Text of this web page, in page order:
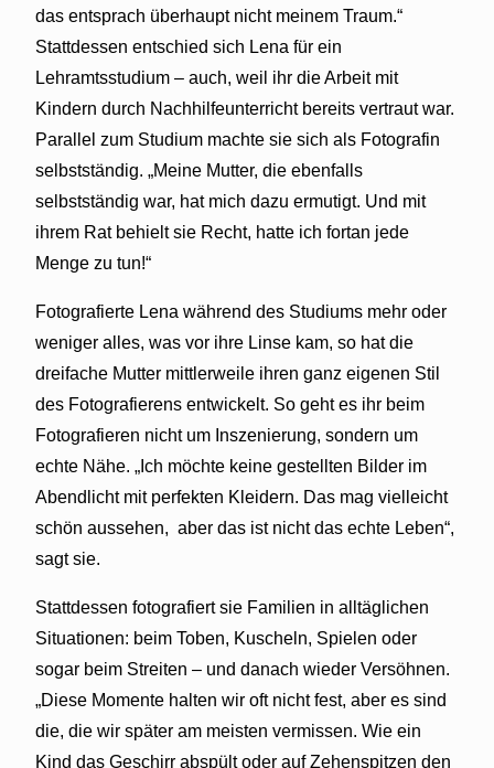
das entsprach überhaupt nicht meinem Traum.“
Stattdessen entschied sich Lena für ein
Lehramtsstudium – auch, weil ihr die Arbeit mit
Kindern durch Nachhilfeunterricht bereits vertraut war.
Parallel zum Studium machte sie sich als Fotografin
selbstständig. „Meine Mutter, die ebenfalls
selbstständig war, hat mich dazu ermutigt. Und mit
ihrem Rat behielt sie Recht, hatte ich fortan jede
Menge zu tun!“
Fotografierte Lena während des Studiums mehr oder
weniger alles, was vor ihre Linse kam, so hat die
dreifache Mutter mittlerweile ihren ganz eigenen Stil
des Fotografierens entwickelt. So geht es ihr beim
Fotografieren nicht um Inszenierung, sondern um
echte Nähe. „Ich möchte keine gestellten Bilder im
Abendlicht mit perfekten Kleidern. Das mag vielleicht
schön aussehen, aber das ist nicht das echte Leben“,
sagt sie.
Stattdessen fotografiert sie Familien in alltäglichen
Situationen: beim Toben, Kuscheln, Spielen oder
sogar beim Streiten – und danach wieder Versöhnen.
„Diese Momente halten wir oft nicht fest, aber es sind
die, die wir später am meisten vermissen. Wie ein
Kind das Geschirr abspült oder auf Zehenspitzen den